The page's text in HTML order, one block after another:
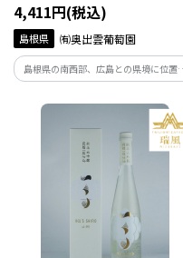
4,411円(税込)
島根県 ㈲奥出雲葡萄園
島根県の南西部、広島との県境に位置
る雲南市でこの土地の自然と向き合う
さなワイナリー。奥出雲葡萄園を代表す